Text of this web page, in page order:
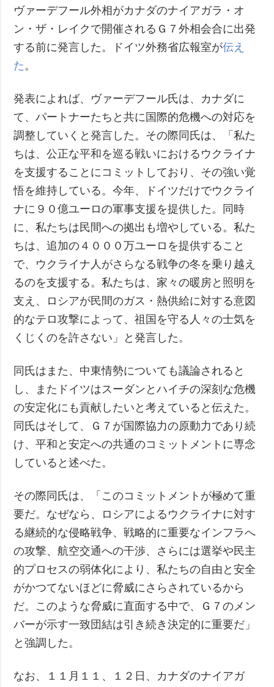
ヴァーデフール外相がカナダのナイアガラ・オ
ン・ザ・レイクで開催されるＧ７外相会合に出発
する前に発言した。ドイツ外務省広報室が伝え
た。
発表によれば、ヴァーデフール氏は、カナダに
て、パートナーたちと共に国際的危機への対応を
調整していくと発言した。その際同氏は、「私た
ちは、公正な平和を巡る戦いにおけるウクライナ
を支援することにコミットしており、その強い覚
悟を維持している。今年、ドイツだけでウクライ
ナに９０億ユーロの軍事支援を提供した。同時
に、私たちは民間への拠出も増やしている。私た
ちは、追加の４０００万ユーロを提供すること
で、ウクライナ人がさらなる戦争の冬を乗り越え
るのを支援する。私たちは、家々の暖房と照明を
支え、ロシアが民間のガス・熱供給に対する意図
的なテロ攻撃によって、祖国を守る人々の士気を
くじくのを許さない」と発言した。
同氏はまた、中東情勢についても議論されると
し、またドイツはスーダンとハイチの深刻な危機
の安定化にも貢献したいと考えていると伝えた。
同氏はそして、Ｇ７が国際協力の原動力であり続
け、平和と安定への共通のコミットメントに専念
していると述べた。
その際同氏は、「このコミットメントが極めて重
要だ。なぜなら、ロシアによるウクライナに対す
る継続的な侵略戦争、戦略的に重要なインフラへ
の攻撃、航空交通への干渉、さらには選挙や民主
的プロセスの弱体化により、私たちの自由と安全
がかつてないほどに脅威にさらされているから
だ。このような脅威に直面する中で、Ｇ７のメン
バーが示す一致団結は引き続き決定的に重要だ」
と強調した。
なお、１１月１１、１２日、カナダのナイアガ